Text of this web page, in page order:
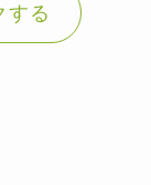
する